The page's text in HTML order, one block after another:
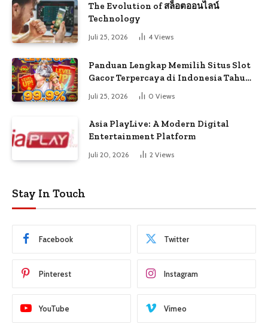
The Evolution of สล็อตออนไลน์
Technology
Juli 25, 2026 4 Views
Panduan Lengkap Memilih Situs Slot
Gacor Terpercaya di Indonesia Tahun
Juli 25, 2026 0 Views
Asia PlayLive: A Modern Digital
Entertainment Platform
Juli 20, 2026 2 Views
Stay In Touch
Facebook Twitter
Pinterest Instagram
YouTube Vimeo